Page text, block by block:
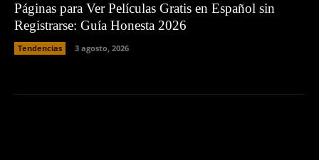
Páginas para Ver Películas Gratis en Español sin
Registrarse: Guía Honesta 2026
Tendencias 3 agosto, 2026